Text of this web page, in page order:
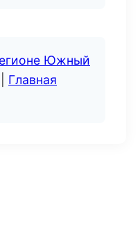
Южный
Главная